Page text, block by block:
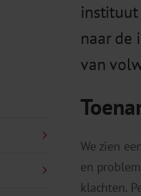
instituut
naar de
van
We zien
en
klachten.